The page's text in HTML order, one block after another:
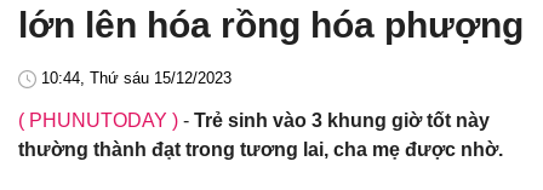
lớn lên hóa rồng hóa phượng
10:44, Thứ sáu 15/12/2023
( PHUNUTODAY ) - Trẻ sinh vào 3 khung giờ tốt này
thường thành đạt trong tương lai, cha mẹ được nhờ.